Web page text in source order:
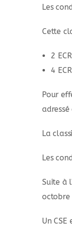
Les
Cette
2
4
Pour
La
Les
Suite à
octobre
Un